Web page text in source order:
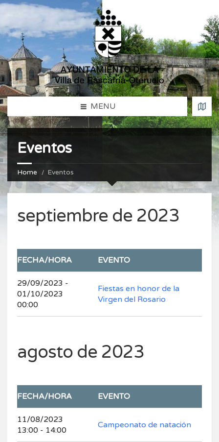
MENU
Eventos
Home Eventos
septiembre de 2023
FECHA/HORA EVENTO
29/09/2023 -
01/10/2023
00:00
Fiestas en honor de la
Virgen del Rosario
agosto de 2023
FECHA/HORA EVENTO
11/08/2023
13:00 - 14:00
Campeonato de natación